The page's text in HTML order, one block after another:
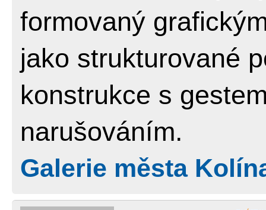
formovaný
jako strukturované
konstrukce s
narušováním.
Galerie města